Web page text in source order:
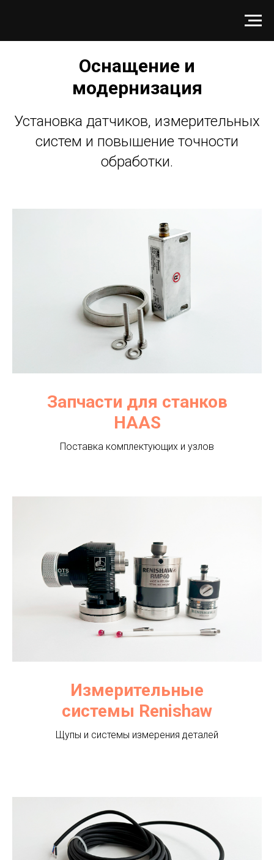
Оснащение и
модернизация
Установка датчиков, измерительных
систем и повышение точности
обработки.
Запчасти для станков
HAAS
Поставка комплектующих и узлов
Измерительные
системы Renishaw
Щупы и системы измерения деталей